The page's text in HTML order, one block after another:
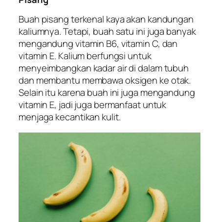
Buah pisang terkenal kaya akan kandungan
kaliumnya. Tetapi, buah satu ini juga banyak
mengandung vitamin B6, vitamin C, dan
vitamin E. Kalium berfungsi untuk
menyeimbangkan kadar air di dalam tubuh
dan membantu membawa oksigen ke otak.
Selain itu karena buah ini juga mengandung
vitamin E, jadi juga bermanfaat untuk
menjaga kecantikan kulit.